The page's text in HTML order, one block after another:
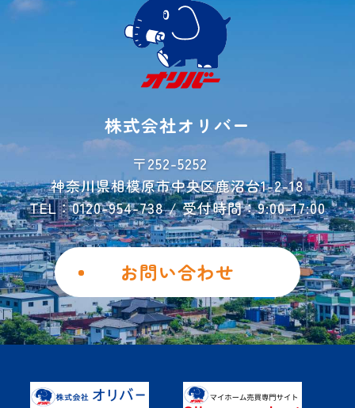
よくあるご質問
お荷物運搬サービス
お問い合わせ
ご解約フォーム
個人情報保護方針
Instagram
Facebook
具体的なご活用事例
株式会社オリバー
〒252-5252
神奈川県相模原市中央区鹿沼台1-2-18
TEL：0120-954-738 / 受付時間：9:00-17:00
お問い合わせ